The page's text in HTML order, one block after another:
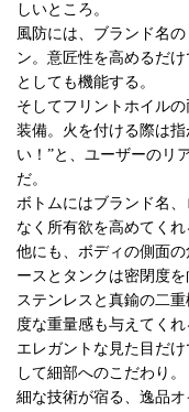
しいところ。
風防には、ブランド名
ン。意匠性を高めるだ
としても機能する。
そしてフリントホイル
装備。火を付ける際は
い！”と、ユーザーのリ
だ。
ボトムにはブランド名
なく所有欲を高めてくれ
他にも、ボディの側面
ースとタンクは密閉度
ステンレスと真鍮の二
度な重量感も与えてくれ
エレガントな見た目だ
して細部へのこだわり
細な技術が宿る、逸品